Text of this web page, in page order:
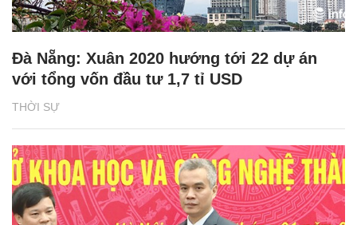
THỜI SỰ
Đà Nẵng: Xuân 2020 hướng tới 22 dự án
với tổng vốn đầu tư 1,7 tỉ USD